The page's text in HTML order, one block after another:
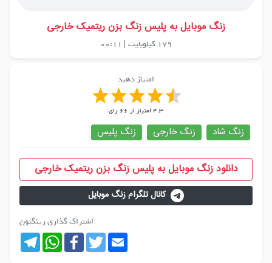
زنگ موبایل به پلیس زنگ بزن ریتمیک خارجی
179 کیلوبایت |
00:11
امتیاز دهید
4.3 امتیاز از 66 رای
زنگ شاد زنگ خارجی زنگ پلیس
دانلود زنگ موبایل به پلیس زنگ بزن ریتمیک خارجی
کانال تلگرام زنگ موبایل
اشتراک گذاری رینگتون
Telegram
WhatsAppFacebookTwitterEmail